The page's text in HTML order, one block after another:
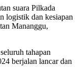
suara Pilkada
logistik dan kesiapan
Mananggu,
tahapan
berjalan lancar dan